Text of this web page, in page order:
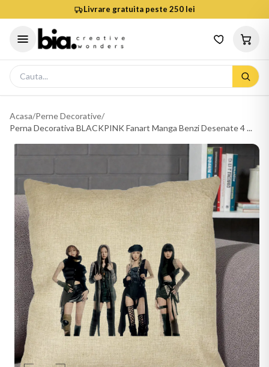
Livrare gratuita peste 250 lei
Acasa/Perne Decorative/
Perna Decorativa BLACKPINK Fanart Manga Benzi Desenate 4 ...